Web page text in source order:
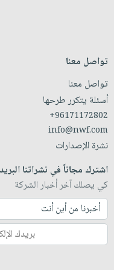
تواصل معنا
تواصل معنا
أسئلة يتكرر طرحها
+96171172802
info@nwf.com
نشرة الإصدارات
اشترك مجاناً في نشراتنا
كي يصلك آخر أخبار الشركة